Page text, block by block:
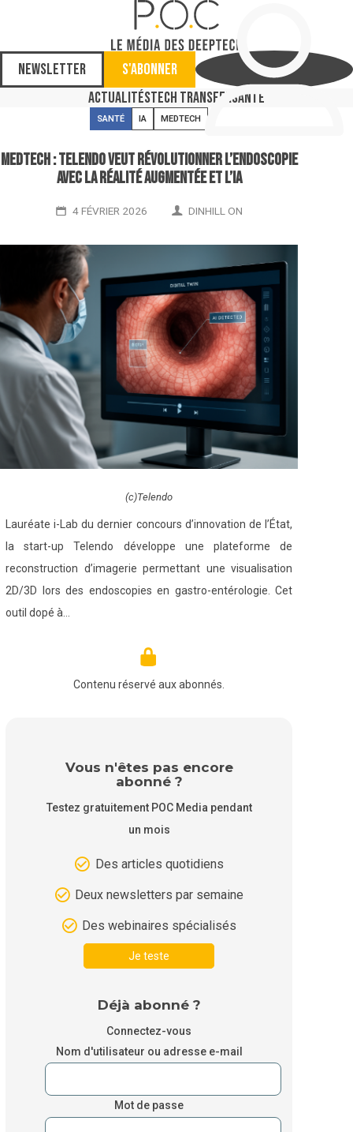
Newsletter
S'abonner
ActualitésTech TransferSanté
SANTÉ IA MEDTECH
MedTech : Telendo veut révolutionner l’endoscopie
avec la réalité augmentée et l’IA
4 FÉVRIER 2026 DINHILL ON
(c)Telendo
Lauréate i-Lab du dernier concours d’innovation de l’État,
la start-up Telendo développe une plateforme de
reconstruction d’imagerie permettant une visualisation
2D/3D lors des endoscopies en gastro-entérologie. Cet
outil dopé à…
Contenu réservé aux abonnés.
Vous n'êtes pas encore
abonné ?
Testez gratuitement POC Media pendant
un mois
Des articles quotidiens
Deux newsletters par semaine
Des webinaires spécialisés
Je teste
Déjà abonné ?
Connectez-vous
Nom d'utilisateur ou adresse e-mail
Mot de passe